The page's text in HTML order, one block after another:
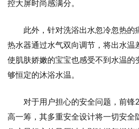
控大屏时尚感满分。
此外，针对洗浴出水忽冷忽热
热水器通过水气双向调节，将出水
使肌肤娇嫩的宝宝也感受不到水温的
够恒定的沐浴水温。
对于用户担心的安全问题，前
高一筹，其多重安全设计将一切安全